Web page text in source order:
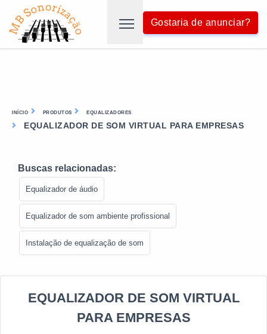
Gostaria de anunciar?
INÍCIO PRODUTOS EQUALIZADORES
EQUALIZADOR DE SOM VIRTUAL PARA EMPRESAS
Buscas relacionadas:
Equalizador de áudio
Equalizador de som ambiente profissional
Instalação de equalização de som
EQUALIZADOR DE SOM VIRTUAL
PARA EMPRESAS